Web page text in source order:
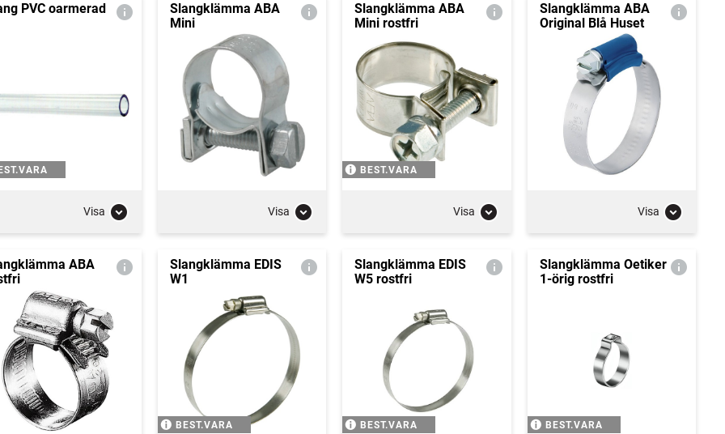
PVC oarmerad
Visa
Slangklämma ABA
Mini
Visa
Slangklämma ABA
Mini rostfri
BEST.VARA
Visa
Slangklämma ABA
Original Blå Huset
Visa
ABA
Slangklämma EDIS
W1
BEST.VARA
Slangklämma EDIS
W5 rostfri
BEST.VARA
Slangklämma Oetiker
1-örig rostfri
BEST.VARA